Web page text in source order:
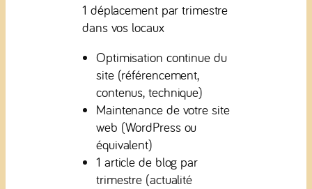
1 déplacement par trimestre
dans vos locaux
Optimisation continue du
site (référencement,
contenus, technique)
Maintenance de votre site
web (WordPress ou
équivalent)
1 article de blog par
trimestre (actualité